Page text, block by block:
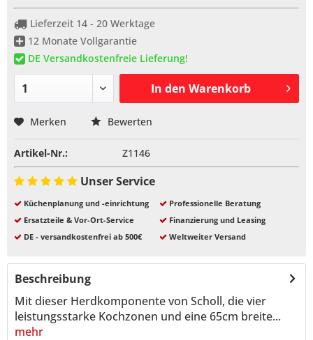
Lieferzeit 14 - 20 Werktage
12 Monate Vollgarantie
DE Versandkostenfreie Lieferung!
In den Warenkorb
Merken Bewerten
Artikel-Nr.: Z1146
Unser Service
Küchenplanung und -einrichtung
Professionelle Beratung
Ersatzteile & Vor-Ort-Service
Finanzierung und Leasing
DE - versandkostenfrei ab 500€
Weltweiter Versand
Beschreibung
Mit dieser Herdkomponente von Scholl, die vier
leistungsstarke Kochzonen und eine 65cm breite...
mehr